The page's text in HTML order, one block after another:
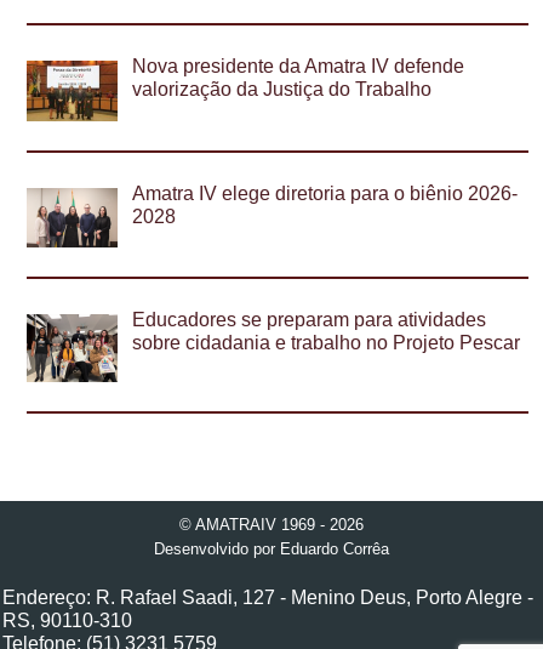
Nova presidente da Amatra IV defende
valorização da Justiça do Trabalho
Amatra IV elege diretoria para o biênio 2026-
2028
Educadores se preparam para atividades
sobre cidadania e trabalho no Projeto Pescar
© AMATRAIV 1969 - 2026
Desenvolvido por Eduardo Corrêa
Endereço: R. Rafael Saadi, 127 - Menino Deus, Porto Alegre -
RS, 90110-310
Telefone: (51) 3231 5759